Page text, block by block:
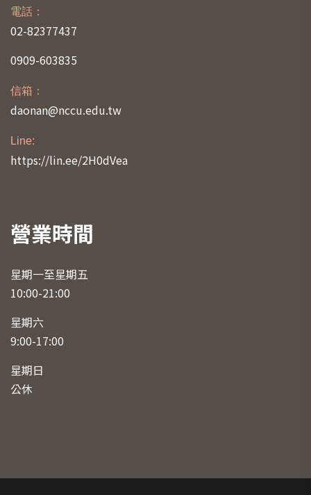
電話：
02-82377437
0909-603835
信箱：
daonan@nccu.edu.tw
Line:
https://lin.ee/2H0dVea
營業時間
星期一至星期五
10:00-21:00
星期六
9:00-17:00
星期日
公休